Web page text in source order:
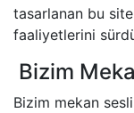
tasarlanan bu
faaliyetlerini
Bizim
Bizim mekan sesli